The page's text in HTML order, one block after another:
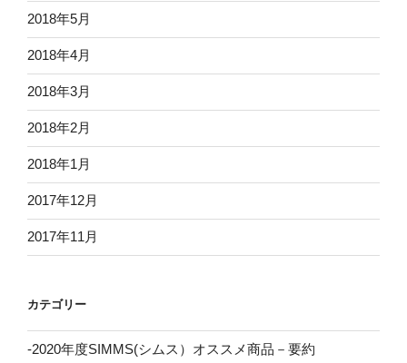
2018年5月
2018年4月
2018年3月
2018年2月
2018年1月
2017年12月
2017年11月
カテゴリー
-2020年度SIMMS(シムス）オススメ商品－要約